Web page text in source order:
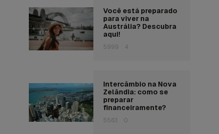
Você está preparado
para viver na
Austrália? Descubra
aqui!
5999 4
Intercâmbio na Nova
Zelândia: como se
preparar
financeiramente?
5563 0